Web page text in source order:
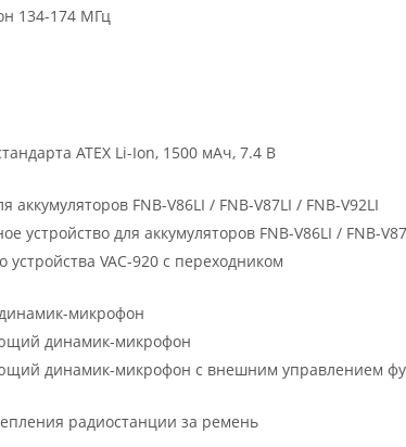
134-174 МГц
ATEX Li-Ion, 1500 мАч, 7.4 В
аккумуляторов FNB-V86LI / FNB-V87LI / FNB-V92LI
устройство для аккумуляторов FNB-V86LI / FNB-
VAC-920 с переходником
микрофон
динамик-микрофон
динамик-микрофон с внешним управлением
радиостанции за ремень